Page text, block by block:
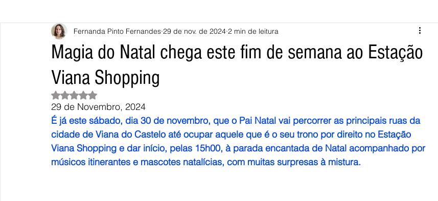
Vila Nova de Cerveira Monção Valença Melgaço
Terras de Bouro Póvoa de Lanhoso
Magia do Natal chega este fim de semana ao Estação
Viana Shopping
Fernanda Pinto Fernandes 29 de nov. de 2024 2 min de leitura
Avaliado com NaN de 5 estrelas.
29 de Novembro, 2024
É já este sábado, dia 30 de novembro, que o Pai Natal vai percorrer as principais ruas da
cidade de Viana do Castelo até ocupar aquele que é o seu trono por direito no Estação
Viana Shopping e dar início, pelas 15h00, à parada encantada de Natal acompanhado por
músicos itinerantes e mascotes natalícias, com muitas surpresas à mistura.